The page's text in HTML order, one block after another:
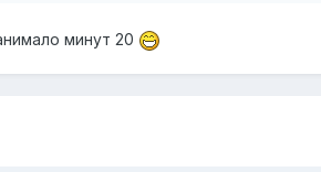
минут 20